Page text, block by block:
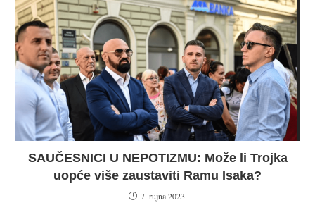
SAUČESNICI U NEPOTIZMU: Može li Trojka
uopće više zaustaviti Ramu Isaka?
7. rujna 2023.